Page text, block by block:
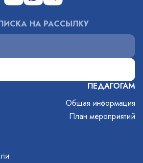
ПЕДАГОГАМ
Общая информация
План мероприятий
НА РАССЫЛКУ